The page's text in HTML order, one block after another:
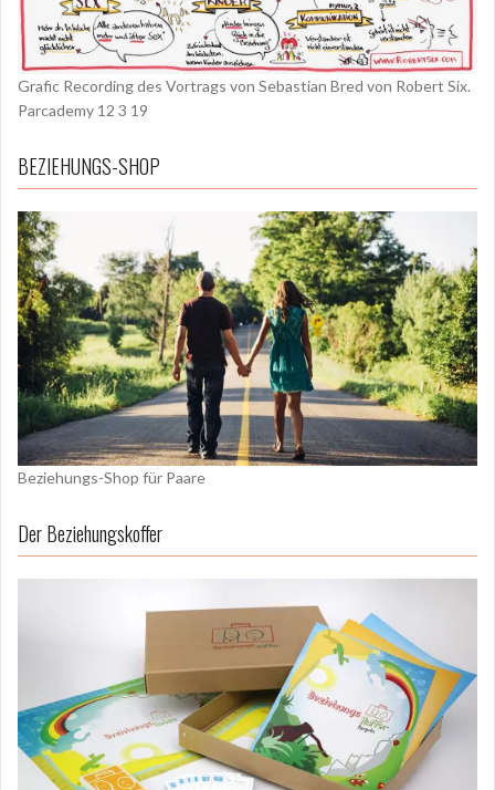
Grafic Recording des Vortrags von Sebastian Bred von Robert Six.
Parcademy 12 3 19
BEZIEHUNGS-SHOP
Beziehungs-Shop für Paare
Der Beziehungskoffer